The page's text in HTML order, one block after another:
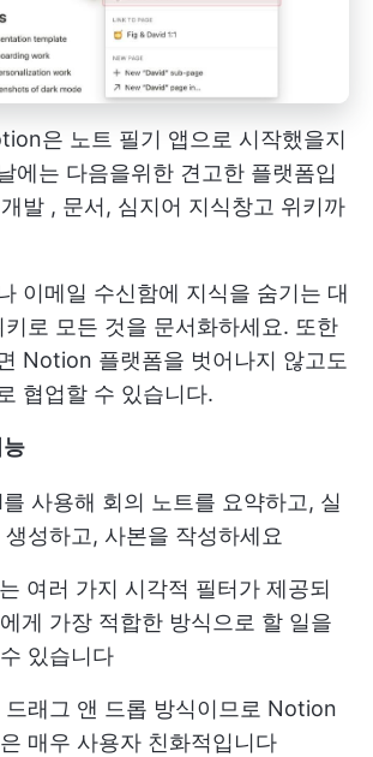
은 노트 필기 앱으로 시작했을지
에는 다음을위한 견고한 플랫폼입
발 , 문서, 심지어 지식창고 위키까
이메일 수신함에 지식을 숨기는 대
로 모든 것을 문서화하세요. 또한
Notion 플랫폼을 벗어나지 않고도
협업할 수 있습니다.
사용해 회의 노트를 요약하고, 실
생성하고, 사본을 작성하세요
여러 가지 시각적 필터가 제공되
게 가장 적합한 방식으로 할 일을
있습니다
드래그 앤 드롭 방식이므로 Notion
매우 사용자 친화적입니다